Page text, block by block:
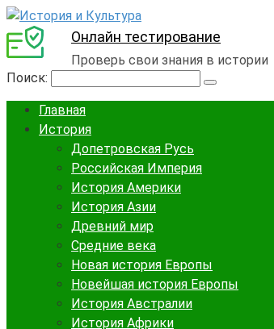
Онлайн тестирование
Проверь свои знания в истории
Поиск:
Главная
История
Допетровская Русь
Российская Империя
История Америки
История Азии
Древний мир
Средние века
Новая история Европы
Новейшая история Европы
История Австралии
История Африки